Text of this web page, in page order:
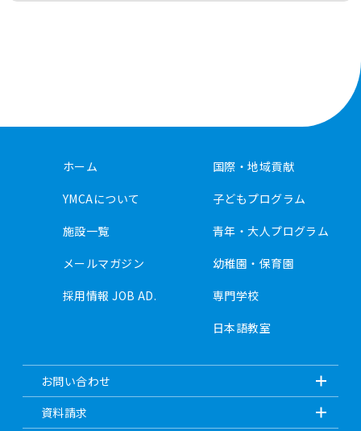
ホーム
YMCAについて
施設一覧
メールマガジン
採用情報 JOB AD.
国際・地域貢献
子どもプログラム
青年・大人プログラム
幼稚園・保育園
専門学校
日本語教室
お問い合わせ
資料請求